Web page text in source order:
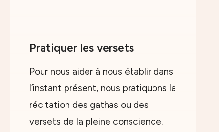
Pratiquer les versets
Pour nous aider à nous établir dans
l’instant présent, nous pratiquons la
récitation des gathas ou des
versets de la pleine conscience.